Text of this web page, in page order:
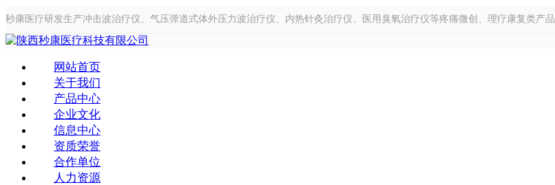
秒康医疗研发生产冲击波治疗仪、气压弹道式体外压力波治疗仪、内热针灸治疗仪、医用臭氧治疗仪等疼痛微创、理疗康复类产品
网站首页
关于我们
产品中心
企业文化
信息中心
资质荣誉
合作单位
人力资源